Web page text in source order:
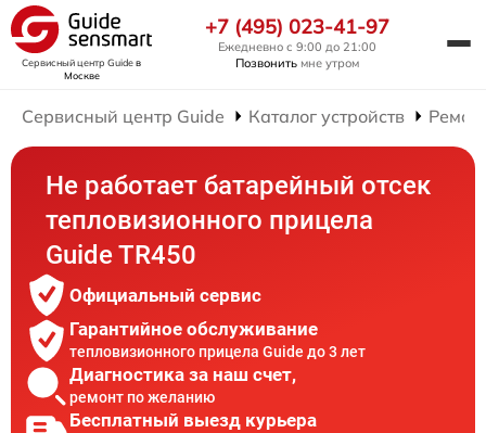
Сервисный центр Guideв
Москве
+7 (495) 023-41-97
Ежедневно с 9:00 до 21:00
Позвонить мне утром
Сервисный центр Guide Каталог устройств
Не работает батарейный отсек
тепловизионного прицела
Guide TR450
Официальный сервис
Гарантийное обслуживание
тепловизионного прицела Guide до 3 лет
Диагностика за наш счет,
ремонт по желанию
Бесплатный выезд курьера